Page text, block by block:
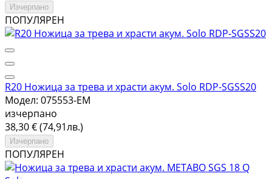
Изчерпано
ПОПУЛЯРЕН
R20 Ножица за трева и храсти акум. Solo RDP-SGSS20
Модел: 075553-EM
изчерпано
38,30 € (74,91лв.)
Изчерпано
ПОПУЛЯРЕН